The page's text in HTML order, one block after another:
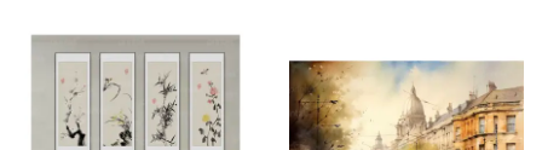
Printek, mỗi bức tranh Indochine được sản xuất với
tiêu chuẩn cao:
Chất liệu vải in cao cấp